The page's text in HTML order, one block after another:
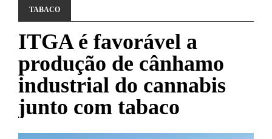
TABACO
ITGA é favorável a
produção de cânhamo
industrial do cannabis
junto com tabaco